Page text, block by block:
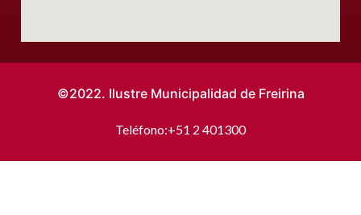
©2022. Ilustre Municipalidad de Freirina
Teléfono:+51 2 401300